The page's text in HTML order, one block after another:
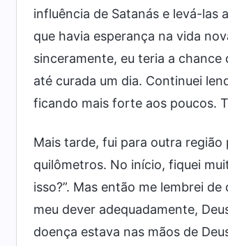
influência de Satanás e levá-las
que havia esperança na vida
sinceramente, eu teria a chance
até curada um dia. Continuei
ficando mais forte aos poucos.
Mais tarde, fui para outra região
quilômetros. No início, fiquei
isso?”. Mas então me lembrei
meu dever adequadamente,
doença estava nas mãos de